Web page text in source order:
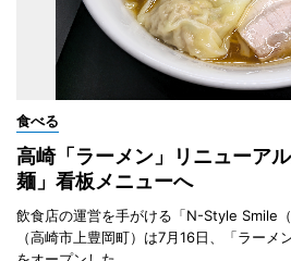
食べる
高崎「ラーメン」リニューア
麺」看板メニューへ
飲食店の運営を手がける「N-Style Smile
（高崎市上豊岡町）は7月16日、「ラーメ